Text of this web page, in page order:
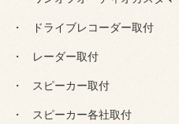
ドライブレコーダー取付
レーダー取付
スピーカー取付
スピーカー各社取付